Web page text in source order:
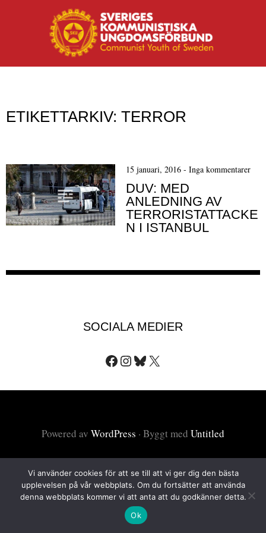
Hoppa till innehåll
ETIKETTARKIV: TERROR
15 januari, 2016 - Inga kommentarer
DUV: MED
ANLEDNING AV
TERRORISTATTACKE
N I ISTANBUL
SOCIALA MEDIER
Facebook
Instagram
Bluesky
X
Powered av WordPress · Byggt med Untitled
Vi använder cookies för att se till att vi ger dig den bästa
upplevelsen på vår webbplats. Om du fortsätter att använda
denna webbplats kommer vi att anta att du godkänner detta.
Ok